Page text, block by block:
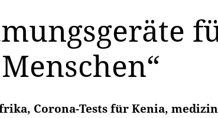
Corona-Tests für Kenia,